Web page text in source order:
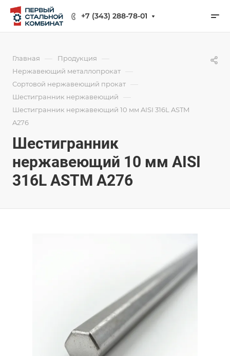
+7 (343) 288-78-01
Главная — Продукция —
Нержавеющий металлопрокат —
Сортовой нержавеющий прокат —
Шестигранник нержавеющий —
Шестигранник нержавеющий 10 мм AISI 316L ASTM
A276
Шестигранник
нержавеющий 10 мм AISI
316L ASTM A276